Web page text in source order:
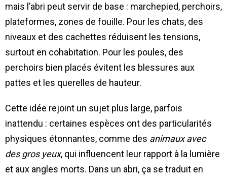
mais l’abri peut servir de base : marchepied, perchoirs,
plateformes, zones de fouille. Pour les chats, des
niveaux et des cachettes réduisent les tensions,
surtout en cohabitation. Pour les poules, des
perchoirs bien placés évitent les blessures aux
pattes et les querelles de hauteur.
Cette idée rejoint un sujet plus large, parfois
inattendu : certaines espèces ont des particularités
physiques étonnantes, comme des animaux avec
des gros yeux, qui influencent leur rapport à la lumière
et aux angles morts. Dans un abri, ça se traduit en